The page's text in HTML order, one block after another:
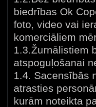
biedrības Ok
foto, video vai
komerciāliem
1.3.Žurnālistiem
atspoguļošanai
1.4. Sacensībās
atrasties
kurām noteikta